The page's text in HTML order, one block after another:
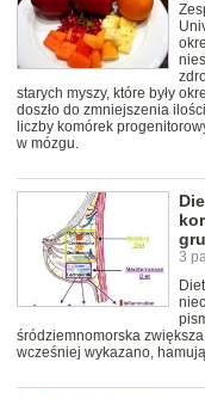
starych myszy, które były
doszło do zmniejszenia
liczby komórek
w mózgu.
3
śródziemnomorska
wcześniej wykazano,